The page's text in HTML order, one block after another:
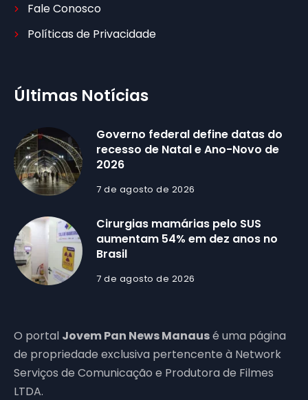
Fale Conosco
Políticas de Privacidade
Últimas Notícias
Governo federal define datas do
recesso de Natal e Ano-Novo de
2026
7 de agosto de 2026
Cirurgias mamárias pelo SUS
aumentam 54% em dez anos no
Brasil
7 de agosto de 2026
O portal Jovem Pan News Manausé uma página
de propriedade exclusiva pertencente à Network
Serviços de Comunicação e Produtora de Filmes
LTDA.